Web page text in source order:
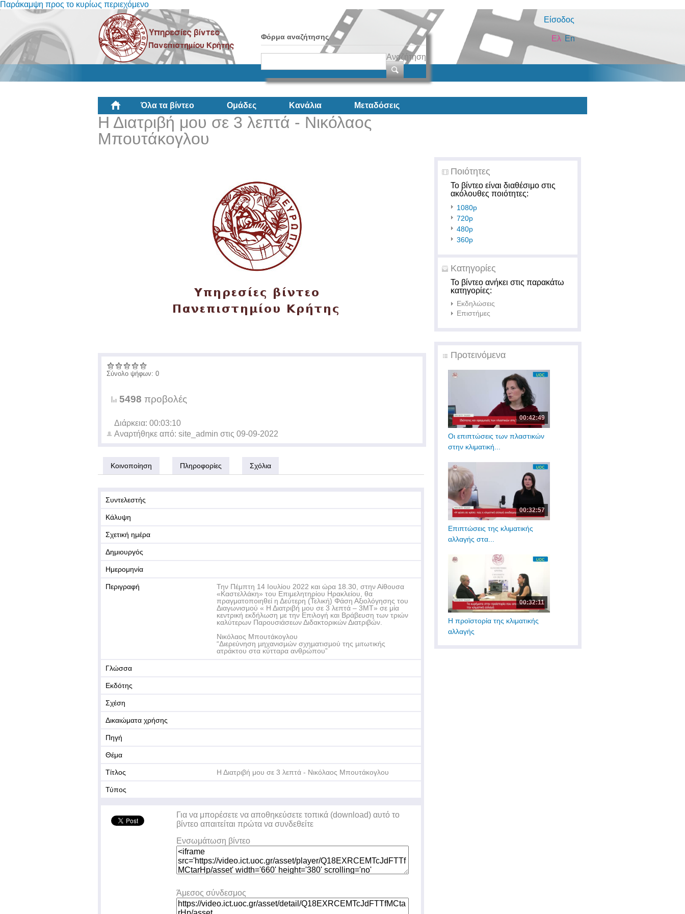
Παράκαμψη προς το κυρίως περιεχόμενο
Είσοδος
Φόρμα αναζήτησης
Αναζήτηση
En
Ελ
Όλα τα βίντεο Ομάδες Κανάλια Μεταδόσεις
Η Διατριβή μου σε 3 λεπτά - Νικόλαος
Μπουτάκογλου
Ποιότητες
Το βίντεο είναι διαθέσιμο στις
ακόλουθες ποιότητες:
1080p
720p
480p
360p
Κατηγορίες
Το βίντεο ανήκει στις παρακάτω
κατηγορίες:
Εκδηλώσεις
Επιστήμες
Προτεινόμενα
00:42:49
Οι επιπτώσεις των πλαστικών
στην κλιματική...
00:32:57
Επιπτώσεις της κλιματικής
αλλαγής στα...
00:32:11
H προϊστορία της κλιματικής
αλλαγής
Σύνολο ψήφων: 0
5498 προβολές
Διάρκεια: 00:03:10
Αναρτήθηκε από: site_admin στις 09-09-2022
Κοινοποίηση Πληροφορίες Σχόλια
Συντελεστής
Κάλυψη
Σχετική ημέρα
Δημιουργός
Ημερομηνία
Περιγραφή
Την Πέμπτη 14 Ιουλίου 2022 και ώρα 18.30, στην Αίθουσα
«Καστελλάκη» του Επιμελητηρίου Ηρακλείου, θα
πραγματοποιηθεί η Δεύτερη (Τελική) Φάση Αξιολόγησης του
Διαγωνισμού « Η Διατριβή μου σε 3 λεπτά – 3ΜΤ» σε μία
κεντρική εκδήλωση με την Επιλογή και Βράβευση των τριών
καλύτερων Παρουσιάσεων Διδακτορικών Διατριβών.
Νικόλαος Μπουτάκογλου
“Διερεύνηση µηχανισµών σχηµατισµού της µιτωτικής
ατράκτου στα κύτταρα ανθρώπου”
Γλώσσα
Εκδότης
Σχέση
Δικαιώματα χρήσης
Πηγή
Θέμα
Τίτλος Η Διατριβή μου σε 3 λεπτά - Νικόλαος Μπουτάκογλου
Τύπος
Για να μπορέσετε να αποθηκεύσετε τοπικά (download) αυτό το
βίντεο απαιτείται πρώτα να συνδεθείτε
Ενσωμάτωση βίντεο
Άμεσος σύνδεσμος